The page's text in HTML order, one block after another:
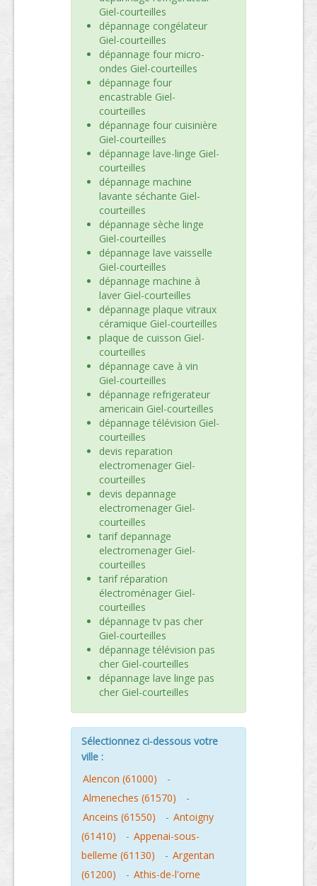
Giel-courteilles
dépannage congélateur
Giel-courteilles
dépannage four micro-
ondes Giel-courteilles
dépannage four
encastrable Giel-
courteilles
dépannage four cuisinière
Giel-courteilles
dépannage lave-linge Giel-
courteilles
dépannage machine
lavante séchante Giel-
courteilles
dépannage sèche linge
Giel-courteilles
dépannage lave vaisselle
Giel-courteilles
dépannage machine à
laver Giel-courteilles
dépannage plaque vitraux
céramique Giel-courteilles
plaque de cuisson Giel-
courteilles
dépannage cave à vin
Giel-courteilles
dépannage refrigerateur
americain Giel-courteilles
dépannage télévision Giel-
courteilles
devis reparation
electromenager Giel-
courteilles
devis depannage
electromenager Giel-
courteilles
tarif depannage
electromenager Giel-
courteilles
tarif réparation
électroménager Giel-
courteilles
dépannage tv pas cher
Giel-courteilles
dépannage télévision pas
cher Giel-courteilles
dépannage lave linge pas
cher Giel-courteilles
Sélectionnez ci-dessous votre
ville :
Alencon (61000)
-
Almeneches (61570)
-
Anceins (61550)
- Antoigny
(61410)
- Appenai-sous-
belleme (61130)
- Argentan
(61200)
- Athis-de-l'orne